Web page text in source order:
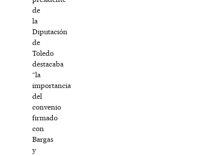
de
la
Diputación
de
Toledo
destacaba
“la
importancia
del
convenio
firmado
con
Bargas
y